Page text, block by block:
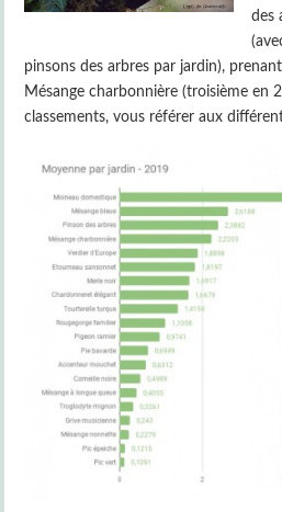
des
pinsons des arbres par jardin),
Mésange charbonnière (troisième en
classements, vous référer aux